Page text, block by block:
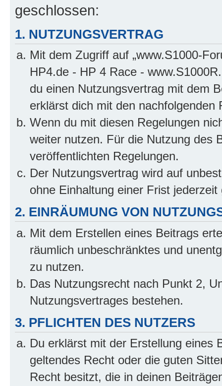
geschlossen:
1. NUTZUNGSVERTRAG
Mit dem Zugriff auf „www.S1000-
HP4.de - HP 4 Race -
du einen Nutzungsvertrag mit dem
erklärst dich mit den nachfolgenden
Wenn du mit diesen Regelungen
weiter nutzen. Für die Nutzung des
veröffentlichten Regelungen.
Der Nutzungsvertrag wird auf
ohne Einhaltung einer Frist
2. EINRÄUMUNG VON
Mit dem Erstellen eines Beitrags
räumlich unbeschränktes und
zu nutzen.
Das Nutzungsrecht nach Punkt 2,
Nutzungsvertrages bestehen.
3. PFLICHTEN DES NUTZERS
Du erklärst mit der Erstellung eines
geltendes Recht oder die guten
Recht besitzt, die in deinen